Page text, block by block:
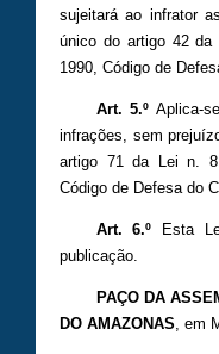
sujeitará ao infrator
único do artigo 42
1990, Código de
Art. 5.ºAplica-
infrações, sem
artigo 71 da Lei n.
Código de Defesa do
Art. 6.º
Esta
publicação.
PAÇO DA
DO AMAZONAS, em